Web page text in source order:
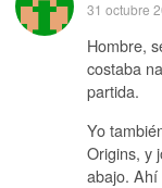
31 octubre
Hombre,
costaba
partida.
Yo
Origins, y
abajo. Ahí